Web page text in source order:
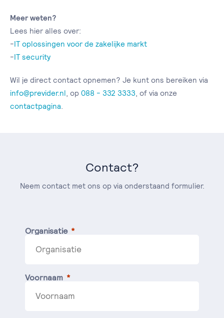
Meer weten?
Lees hier alles over:
-IT oplossingen voor de zakelijke markt
-IT security
Wil je direct contact opnemen? Je kunt ons bereiken via
info@previder.nl , op 088 - 332 3333 , of via onze
contactpagina
Contact?
Neem contact met ons op via onderstaand formulier.
Organisatie
Voornaam